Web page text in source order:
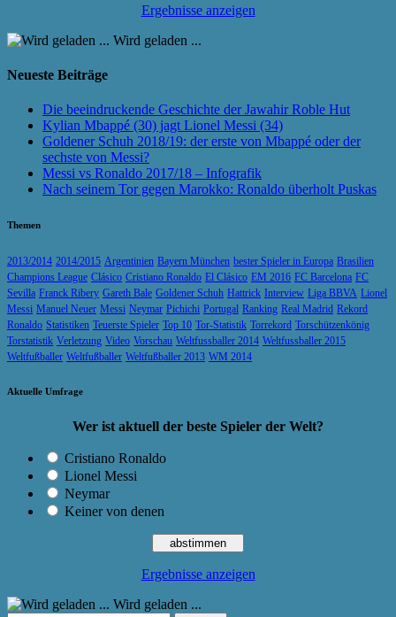
Ergebnisse anzeigen
Wird geladen ...
Neueste Beiträge
Die beeindruckende Geschichte der Jawahir Roble Hut
Kylian Mbappé (30) jagt Lionel Messi (34)
Goldener Schuh 2018/19: der erste von Mbappé oder der
sechste von Messi?
Messi vs Ronaldo 2017/18 – Infografik
Nach seinem Tor gegen Marokko: Ronaldo überholt Puskas
Themen
2013/2014 2014/2015 Argentinien Bayern München bester Spieler in Europa Brasilien
Champions League Clásico Cristiano Ronaldo El Clásico EM 2016 FC Barcelona FC
Sevilla Franck Ribery Gareth Bale Goldener Schuh Hattrick Interview Liga BBVA Lionel
Messi Manuel Neuer Messi Neymar Pichichi Portugal Ranking Real Madrid Rekord
Ronaldo Statistiken Teuerste Spieler Top 10 Tor-Statistik Torrekord Torschützenkönig
Torstatistik Verletzung Video Vorschau Weltfussballer 2014 Weltfussballer 2015
Weltfußballer Weltfußballer Weltfußballer 2013 WM 2014
Aktuelle Umfrage
Wer ist aktuell der beste Spieler der Welt?
Cristiano Ronaldo
Lionel Messi
Neymar
Keiner von denen
Ergebnisse anzeigen
Wird geladen ...